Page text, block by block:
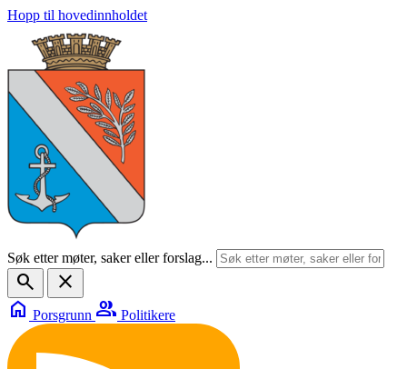
Hopp til hovedinnholdet
Søk etter møter, saker eller forslag...
search
close
home Porsgrunn group Politikere